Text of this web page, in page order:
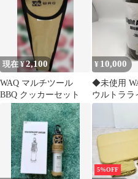
現在 ¥2,100
WAQ マルチツール
BBQ クッカーセット
¥ 10,000
◆未使用
ウルトララ
ット WAQ-
◆22375★
5%OFF